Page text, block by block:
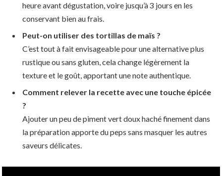
heure avant dégustation, voire jusqu’à 3 jours en les
conservant bien au frais.
Peut-on utiliser des tortillas de maïs ?
C’est tout à fait envisageable pour une alternative plus
rustique ou sans gluten, cela change légèrement la
texture et le goût, apportant une note authentique.
Comment relever la recette avec une touche épicée
?
Ajouter un peu de piment vert doux haché finement dans
la préparation apporte du peps sans masquer les autres
saveurs délicates.